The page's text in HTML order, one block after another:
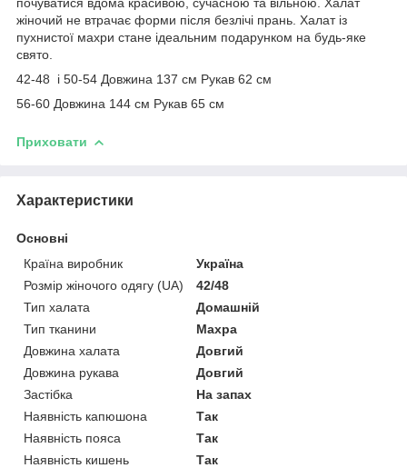
жіночий не втрачає форми після безлічі прань. Халат із
пухнистої махри стане ідеальним подарунком на будь-яке
свято.
42-48 і 50-54 Довжина 137 см Рукав 62 см
56-60 Довжина 144 см Рукав 65 см
Приховати
Характеристики
Основні
Країна виробник
Україна
Розмір жіночого одягу (UA)
42/48
Тип халата
Домашній
Тип тканини
Махра
Довжина халата
Довгий
Довжина рукава
Довгий
Застібка
На запах
Наявність капюшона
Так
Наявність пояса
Так
Наявність кишень
Так